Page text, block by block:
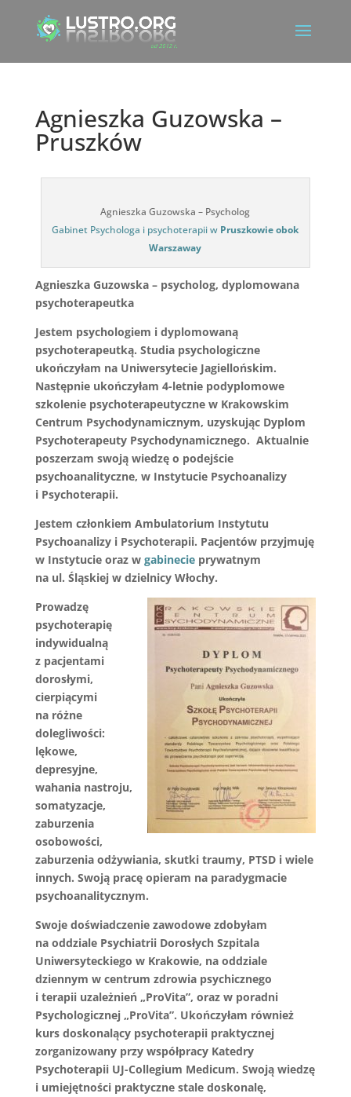
Agnieszka Guzowska –
Pruszków
Agnieszka Guzowska – Psycholog
Gabinet Psychologa i psychoterapii w Pruszkowie obok
Warszaway
Agnieszka Guzowska – psycholog, dyplomowana
psychoterapeutka
Jestem psychologiem i dyplomowaną
psychoterapeutką. Studia psychologiczne
ukończyłam na Uniwersytecie Jagiellońskim.
Następnie ukończyłam 4-letnie podyplomowe
szkolenie psychoterapeutyczne w Krakowskim
Centrum Psychodynamicznym, uzyskując Dyplom
Psychoterapeuty Psychodynamicznego. Aktualnie
poszerzam swoją wiedzę o podejście
psychoanalityczne, w Instytucie Psychoanalizy
i Psychoterapii.
Jestem członkiem Ambulatorium Instytutu
Psychoanalizy i Psychoterapii. Pacjentów przyjmuję
w Instytucie oraz w gabinecieprywatnym
na ul. Śląskiej w dzielnicy Włochy.
Prowadzę
psychoterapię
indywidualną
z pacjentami
dorosłymi,
cierpiącymi
na różne
dolegliwości:
lękowe,
depresyjne,
wahania nastroju,
somatyzacje,
zaburzenia
osobowości,
zaburzenia odżywiania, skutki traumy, PTSD i wiele
innych. Swoją pracę opieram na paradygmacie
psychoanalitycznym.
Swoje doświadczenie zawodowe zdobyłam
na oddziale Psychiatrii Dorosłych Szpitala
Uniwersyteckiego w Krakowie, na oddziale
dziennym w centrum zdrowia psychicznego
i terapii uzależnień „ProVita”, oraz w poradni
Psychologicznej „ProVita”. Ukończyłam również
kurs doskonalący psychoterapii praktycznej
zorganizowany przy współpracy Katedry
Psychoterapii UJ-Collegium Medicum. Swoją wiedzę
i umiejętności praktyczne stale doskonalę,